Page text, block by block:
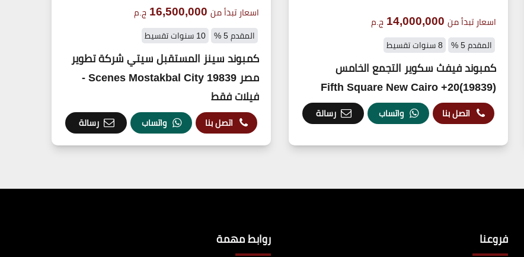
اسعار تبدأ من 14,000,000 ج.م
المقدم 5 % 8 سنوات تقسيط
كمبوند فيفث سكوير التجمع الخامس
(19839)20+ Fifth Square New Cairo
اتصل بنا واتساب رسالة
اسعار تبدأ من 16,500,000 ج.م
المقدم 5 % 10 سنوات تقسيط
كمبوند سينز المستقبل سيتي شركة تطوير
مصر 19839 Scenes Mostakbal City -
فيلات فقط
اتصل بنا واتساب رسالة
فروعنا روابط مهمة